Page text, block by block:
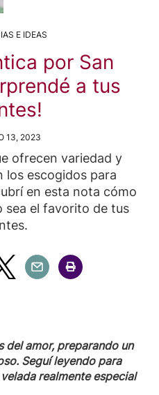
E IDEAS
por San
a tus
13, 2023
ofrecen variedad y
los escogidos para
en esta nota cómo
sea el favorito de tus
LinkedinTwitter
Compartir Email
Compartir Imprimir
del amor, preparando un
Seguí leyendo para
realmente especial